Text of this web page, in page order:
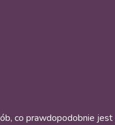
co prawdopodobnie